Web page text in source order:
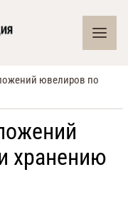
ювелиров по
хранению